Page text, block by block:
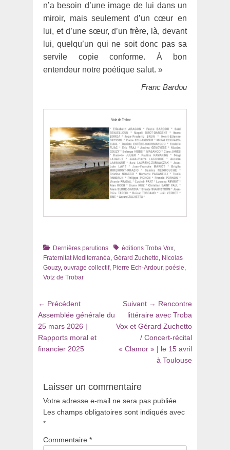
n’a besoin d’une image de lui dans un
miroir, mais seulement d’un cœur en
lui, et d’une sœur, d’un frère, là, devant
lui, quelqu’un qui ne soit donc pas sa
servile copie conforme. À bon
entendeur notre poétique salut. »
Franc Bardou
Catégories
Dernières parutions Tagséditions Troba Vox,
Fraternitat Mediterranéa, Gérard Zuchetto, Nicolas
Gouzy, ouvrage collectif, Pierre Ech-Ardour, poésie,
Votz de Trobar
Navigation
de
l’article
← PrécédentArticle
précédent
:
Assemblée générale du
25 mars 2026 |
Rapports moral et
financier 2025
Suivant → Article
suivant
:
Rencontre
littéraire avec Troba
Vox et Gérard Zuchetto
/ Concert-récital
« Clamor » | le 15 avril
à Toulouse
Laisser un commentaire
Votre adresse e-mail ne sera pas publiée.
Les champs obligatoires sont indiqués avec
*
Commentaire *